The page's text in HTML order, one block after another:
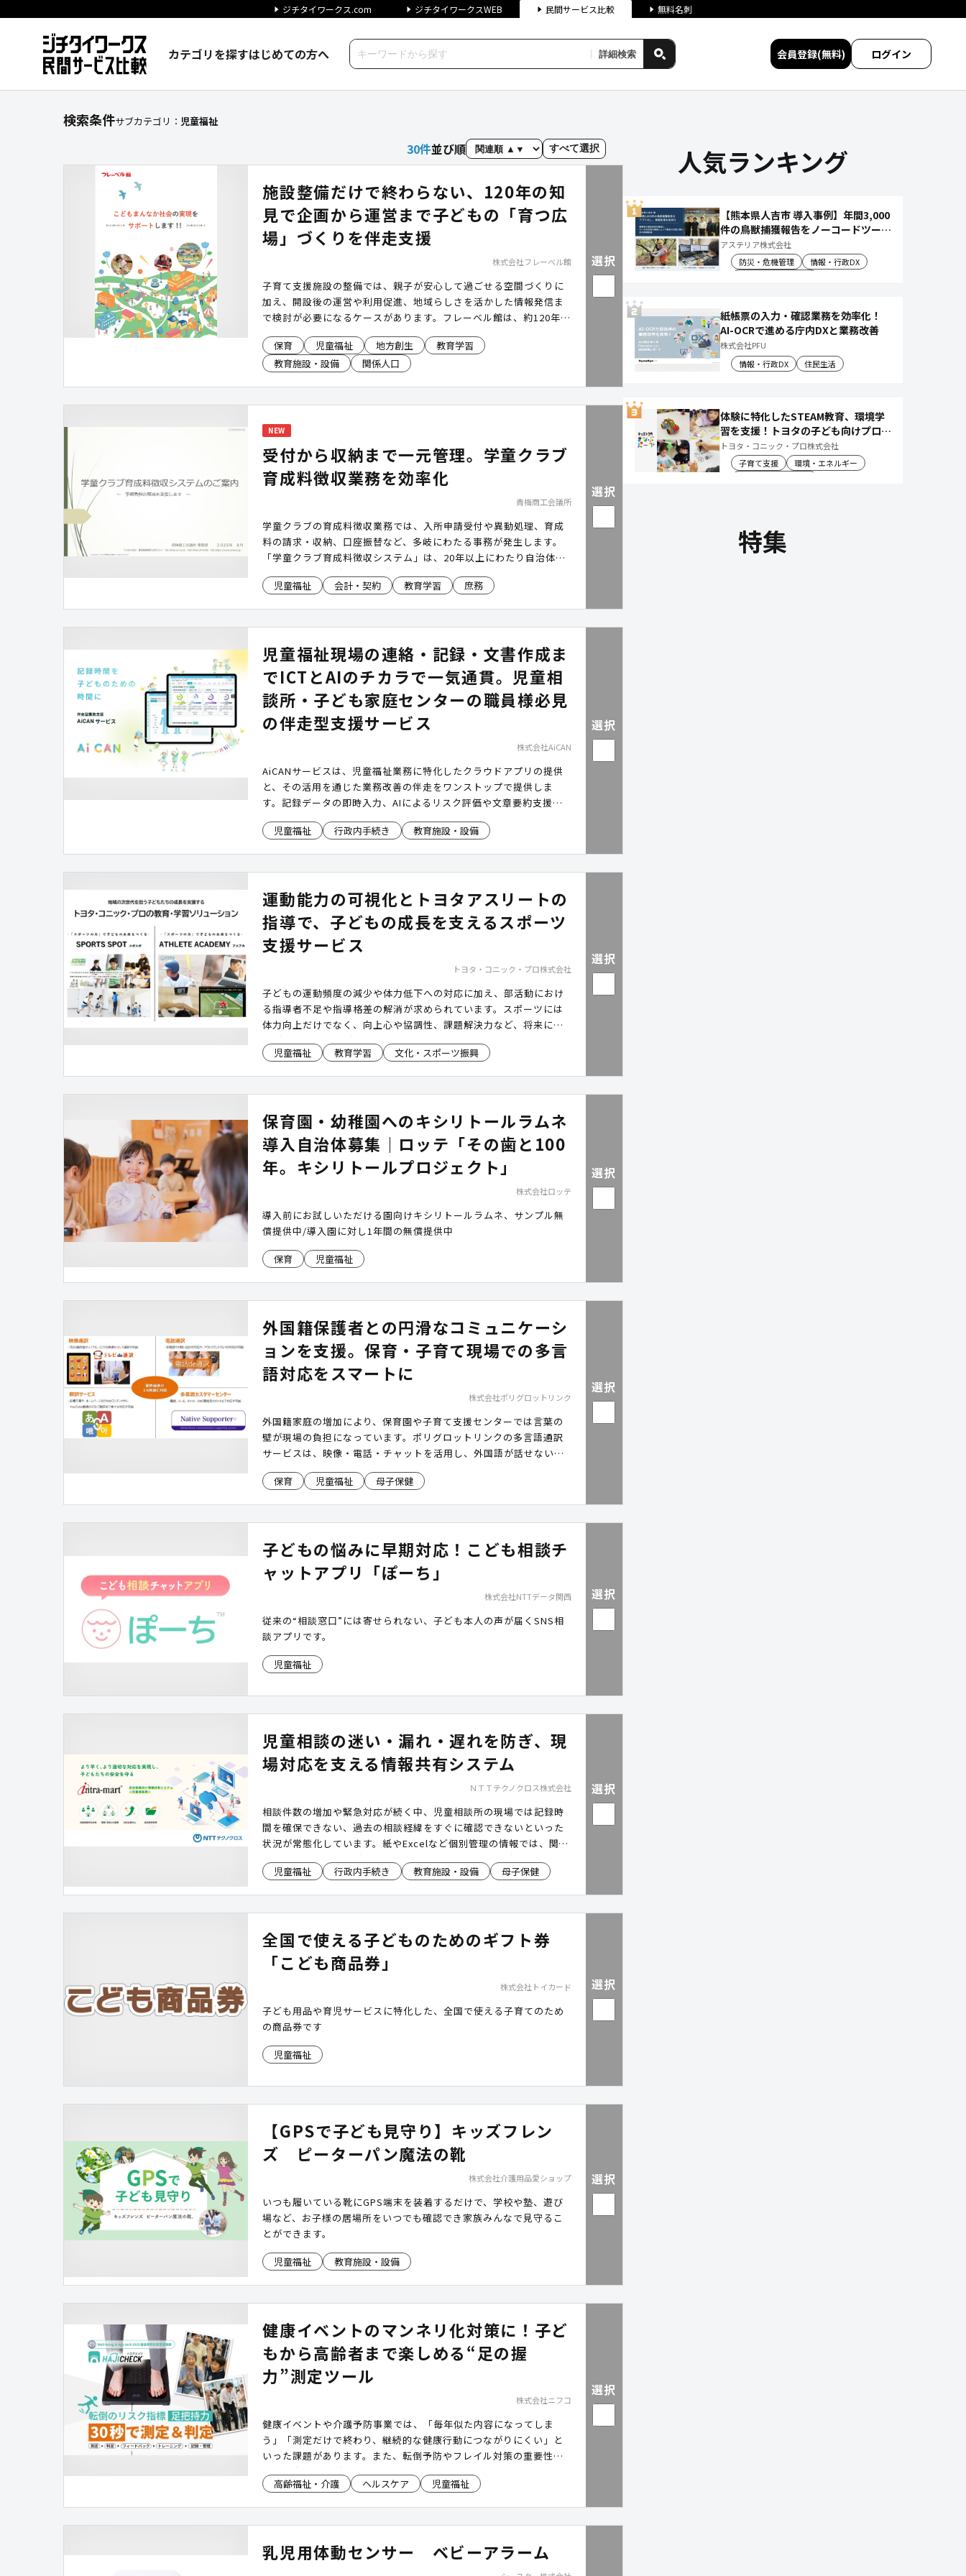
ジチタイワークス.com ジチタイワークスWEB 民間サービス比較 無料名刺
カテゴリを探すはじめての方へ 詳細検索 会員登録(無料) ログイン
【児童福祉】に関する検索結果（自治体向けサービス）｜ジチタイワークス民間サービス比較
検索条件サブカテゴリ： 児童福祉
30件並び順 すべて選択
施設整備だけで終わらない、120年の知
見で企画から運営まで子どもの「育つ広
場」づくりを伴走支援
株式会社フレーベル館
子育て支援施設の整備では、親子が安心して過ごせる空間づくりに
加え、開設後の運営や利用促進、地域らしさを活かした情報発信ま
で検討が必要になるケースがあります。フレーベル館は、約120年に
わたり子どもの育ちに寄り添ってきた知見をもとに、施設づくり・
イベント・講師派遣・広報制作などを一体で支援。子どもが夢中で
遊び、保護者が安心して過ごせる「育つ広場」づくりをサポートし
保育 児童福祉 地方創生
教育学習
教育施設・設備
関係人口
選択
NEW
受付から収納まで一元管理。学童クラブ
育成料徴収業務を効率化
青梅商工会議所
学童クラブの育成料徴収業務では、入所申請受付や異動処理、育成
料の請求・収納、口座振替など、多岐にわたる事務が発生します。
「学童クラブ育成料徴収システム」は、20年以上にわたり自治体の
要望を反映しながら機能を改善し、自治体ごとの運用に合わせたカ
スタマイズにも対応が可能。受付から収納までの業務を一元管理
児童福祉 会計・契約 教育学習 庶務
選択
児童福祉現場の連絡・記録・文書作成ま
でICTとAIのチカラで一気通貫。児童相
談所・子ども家庭センターの職員様必見
の伴走型支援サービス
株式会社AiCAN
AiCANサービスは、児童福祉業務に特化したクラウドアプリの提供
と、その活用を通じた業務改善の伴走をワンストップで提供しま
す。記録データの即時入力、AIによるリスク評価や文章要約支援、
そして専門スタッフによる伴走支援など、“現場ファースト”の業務
効率化を実現します。
児童福祉 行政内手続き 教育施設・設備
選択
運動能力の可視化とトヨタアスリートの
指導で、子どもの成長を支えるスポーツ
支援サービス
トヨタ・コニック・プロ株式会社
子どもの運動頻度の減少や体力低下への対応に加え、部活動におけ
る指導者不足や指導格差の解消が求められています。スポーツには
体力向上だけでなく、向上心や協調性、課題解決力など、将来につ
ながる力を育む力があります。トヨタ・コニック・プロは、未来の
地域を担う子どもたちの成長を支援するため、最新の測定技術を活
「ATHLETE ACADEMY(アスアカ)」を提供しています。
児童福祉 教育学習 文化・スポーツ振興
選択
保育園・幼稚園へのキシリトールラムネ
導入自治体募集｜ロッテ「その歯と100
年。キシリトールプロジェクト」
株式会社ロッテ
導入前にお試しいただける園向けキシリトールラムネ、サンプル無
償提供中/導入園に対し1年間の無償提供中
保育 児童福祉
選択
外国籍保護者との円滑なコミュニケーシ
ョンを支援。保育・子育て現場での多言
語対応をスマートに
株式会社ポリグロットリンク
外国籍家庭の増加により、保育園や子育て支援センターでは言葉の
壁が現場の負担になっています。ポリグロットリンクの多言語通訳
サービスは、映像・電話・チャットを活用し、外国語が話せない職
員でも保護者対応をスムーズに行える環境を構築します。
保育
児童福祉 母子保健
選択
子どもの悩みに早期対応！こども相談チ
ャットアプリ「ぽーち」
株式会社NTTデータ関西
従来の“相談窓口”には寄せられない、子ども本人の声が届くSNS相
談アプリです。
児童福祉
選択
児童相談の迷い・漏れ・遅れを防ぎ、現
場対応を支える情報共有システム
ＮＴＴテクノクロス株式会社
相談件数の増加や緊急対応が続く中、児童相談所の現場では記録時
間を確保できない、過去の相談経緯をすぐに確認できないといった
状況が常態化しています。紙やExcelなど個別管理の情報では、関係
機関との共有に時間がかかり、引き継ぎや判断の遅れが子どもの安
全に直結するリスクもあります。「intra-mart自治体様向け情報共
現します。 ※ 「intra-mart」の商標およびロゴは、株式会社NTTデ
ータ イントラマートの登録商標です。 ※ 「ForeSight Voice
Mining」は、NTTテクノクロス株式会社の登録商標です。 ※ その他
会社名、製品名などの固有名詞は、一般に該当する会社もしくは組
児童福祉 行政内手続き 教育施設・設備 母子保健
選択
全国で使える子どものためのギフト券
「こども商品券」
株式会社トイカード
子ども用品や育児サービスに特化した、全国で使える子育てのため
の商品券です
児童福祉
選択
【GPSで子ども見守り】キッズフレン
ズ ピーターパン魔法の靴
株式会社介護用品愛ショップ
いつも履いている靴にGPS端末を装着するだけで、学校や塾、遊び
場など、お子様の居場所をいつでも確認でき家族みんなで見守るこ
とができます。
児童福祉 教育施設・設備
選択
健康イベントのマンネリ化対策に！子ど
もから高齢者まで楽しめる“足の握
力”測定ツール
株式会社ニフコ
健康イベントや介護予防事業では、「毎年似た内容になってしま
う」「測定だけで終わり、継続的な健康行動につながりにくい」と
いった課題があります。また、転倒予防やフレイル対策の重要性が
高まる中、住民が健康状態を“自分ごと”として実感できる機会づく
りに悩む自治体も少なくありません。「HAJICHECK(ハジチェッ
者まで楽しみながら参加できるため、健康イベントの参加促進や健
高齢福祉・介護 ヘルスケア 児童福祉
選択
乳児用体動センサー ベビーアラーム
人気ランキング
【熊本県人吉市 導入事例】年間3,000
件の鳥獣捕獲報告をノーコードツール
でアプリ化し、月50時間の庁内作業
を削減
アステリア株式会社
防災・危機管理
情報・行政DX
紙帳票の入力・確認業務を効率化！
AI-OCRで進める庁内DXと業務改善
株式会社PFU
情報・行政DX
住民生活
体験に特化したSTEAM教育、環境学
習を支援！トヨタの子ども向けプログ
ラムで 社会や将来について楽しく学
べる体験機会を創出
トヨタ・コニック・プロ株式会社
子育て支援
環境・エネルギー
特集